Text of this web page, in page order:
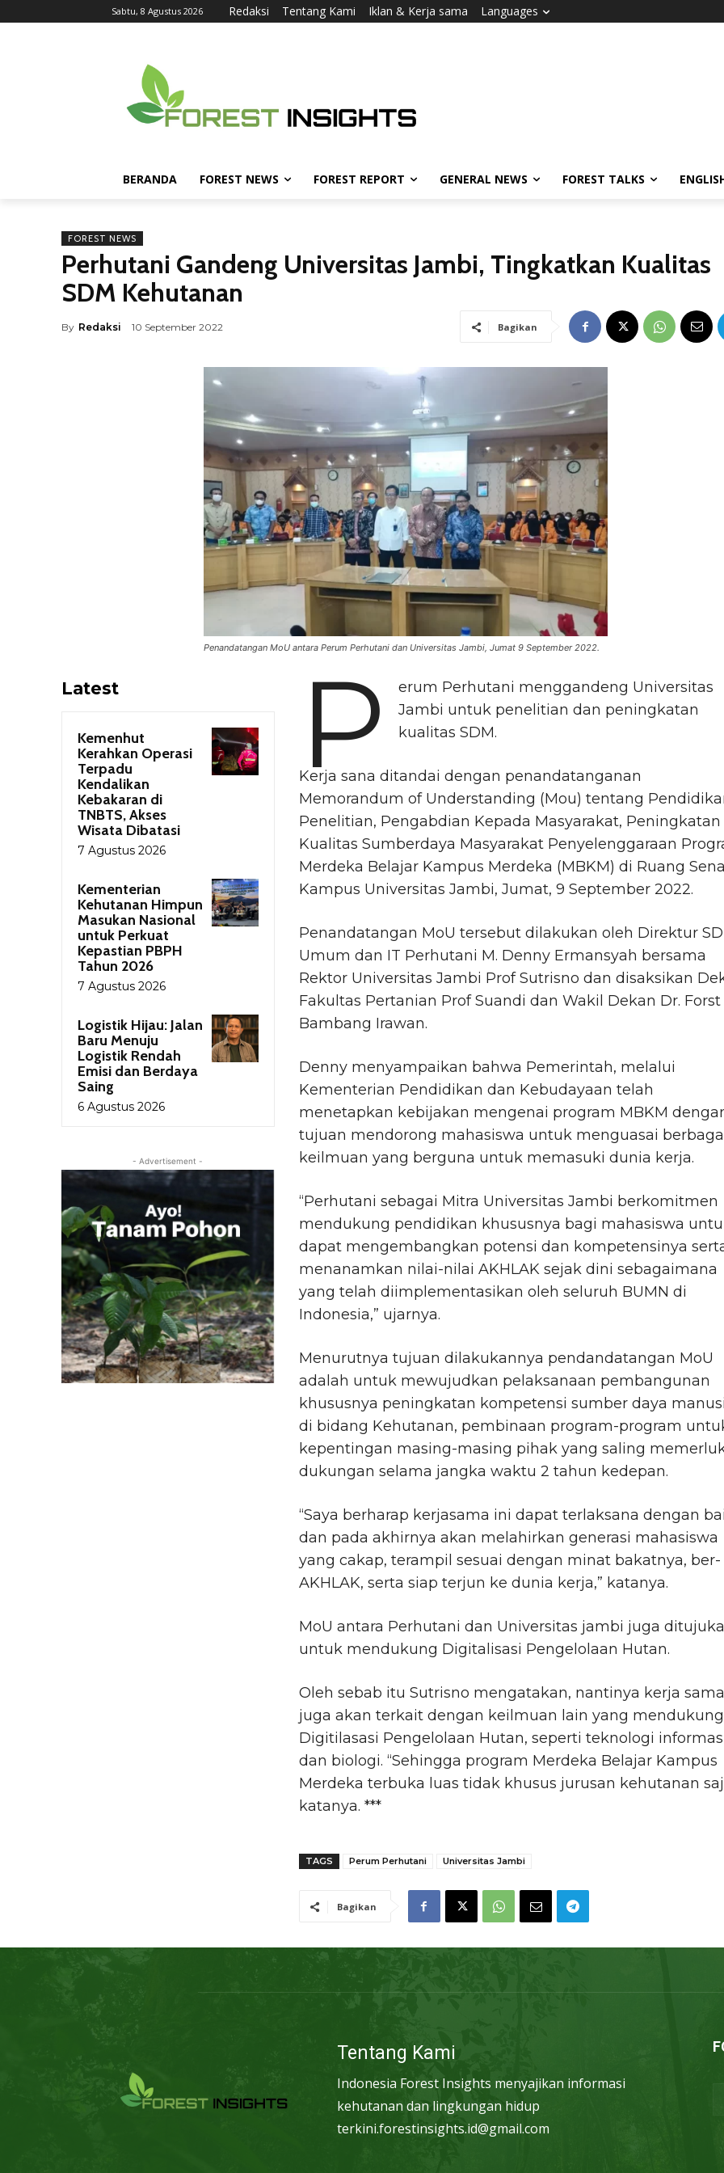
Sabtu, 8 Agustus 2026 Redaksi Tentang Kami Iklan & Kerja sama Languages
BERANDA FOREST NEWS FOREST REPORT GENERAL NEWS FOREST TALKS
FOREST NEWS
Perhutani Gandeng Universitas Jambi, Tingkatkan Kualitas
SDM Kehutanan
By Redaksi 10 September 2022 Bagikan
Penandatangan MoU antara Perum Perhutani dan Universitas Jambi, Jumat 9 September 2022.
Latest
Kemenhut
Kerahkan Operasi
Terpadu
Kendalikan
Kebakaran di
TNBTS, Akses
Wisata Dibatasi
7 Agustus 2026
Kementerian
Kehutanan Himpun
Masukan Nasional
untuk Perkuat
Kepastian PBPH
Tahun 2026
7 Agustus 2026
Logistik Hijau: Jalan
Baru Menuju
Logistik Rendah
Emisi dan Berdaya
Saing
6 Agustus 2026
- Advertisement -
P
erum Perhutani menggandeng Universitas
Jambi untuk penelitian dan peningkatan
kualitas SDM.
Kerja sana ditandai dengan penandatanganan
Memorandum of Understanding (Mou) tentang
Penelitian, Pengabdian Kepada Masyarakat, Peningkatan
Kualitas Sumberdaya Masyarakat Penyelenggaraan
Merdeka Belajar Kampus Merdeka (MBKM) di Ruang
Kampus Universitas Jambi, Jumat, 9 September 2022.
Penandatangan MoU tersebut dilakukan oleh Direktur
Umum dan IT Perhutani M. Denny Ermansyah bersama
Rektor Universitas Jambi Prof Sutrisno dan disaksikan
Fakultas Pertanian Prof Suandi dan Wakil Dekan Dr. Forst
Bambang Irawan.
Denny menyampaikan bahwa Pemerintah, melalui
Kementerian Pendidikan dan Kebudayaan telah
menetapkan kebijakan mengenai program MBKM
tujuan mendorong mahasiswa untuk menguasai
keilmuan yang berguna untuk memasuki dunia kerja.
“Perhutani sebagai Mitra Universitas Jambi berkomitmen
mendukung pendidikan khususnya bagi mahasiswa
dapat mengembangkan potensi dan kompetensinya
menanamkan nilai-nilai AKHLAK sejak dini sebagaimana
yang telah diimplementasikan oleh seluruh BUMN di
Indonesia,” ujarnya.
Menurutnya tujuan dilakukannya pendandatangan MoU
adalah untuk mewujudkan pelaksanaan pembangunan
khususnya peningkatan kompetensi sumber daya
di bidang Kehutanan, pembinaan program-program
kepentingan masing-masing pihak yang saling
dukungan selama jangka waktu 2 tahun kedepan.
“Saya berharap kerjasama ini dapat terlaksana dengan
dan pada akhirnya akan melahirkan generasi mahasiswa
yang cakap, terampil sesuai dengan minat bakatnya, ber-
AKHLAK, serta siap terjun ke dunia kerja,” katanya.
MoU antara Perhutani dan Universitas jambi juga
untuk mendukung Digitalisasi Pengelolaan Hutan.
Oleh sebab itu Sutrisno mengatakan, nantinya kerja sama
juga akan terkait dengan keilmuan lain yang mendukung
Digitilasasi Pengelolaan Hutan, seperti teknologi
dan biologi. “Sehingga program Merdeka Belajar Kampus
Merdeka terbuka luas tidak khusus jurusan kehutanan
katanya. ***
TAGS Perum Perhutani Universitas Jambi
Bagikan
Tentang Kami
Indonesia Forest Insights menyajikan informasi
kehutanan dan lingkungan hidup
terkini.forestinsights.id@gmail.com